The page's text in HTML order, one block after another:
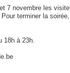
7 novembre les
terminer la
18h à 23h.